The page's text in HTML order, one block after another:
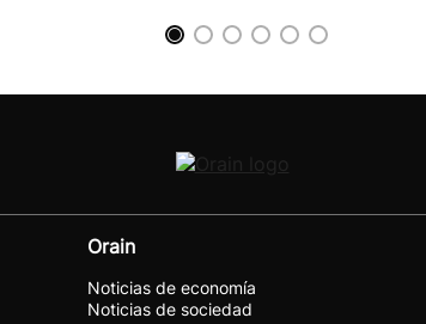
Orain
Noticias de economía
Noticias de sociedad